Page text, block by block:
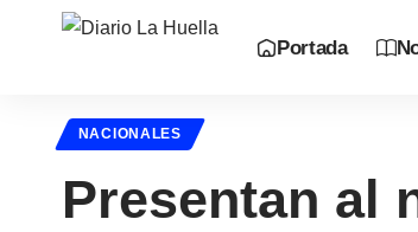
Portada
NACIONALES
Presentan al